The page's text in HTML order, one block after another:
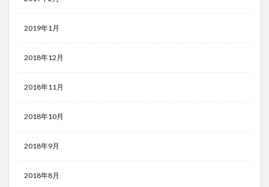
2019年1月
2018年12月
2018年11月
2018年10月
2018年9月
2018年8月